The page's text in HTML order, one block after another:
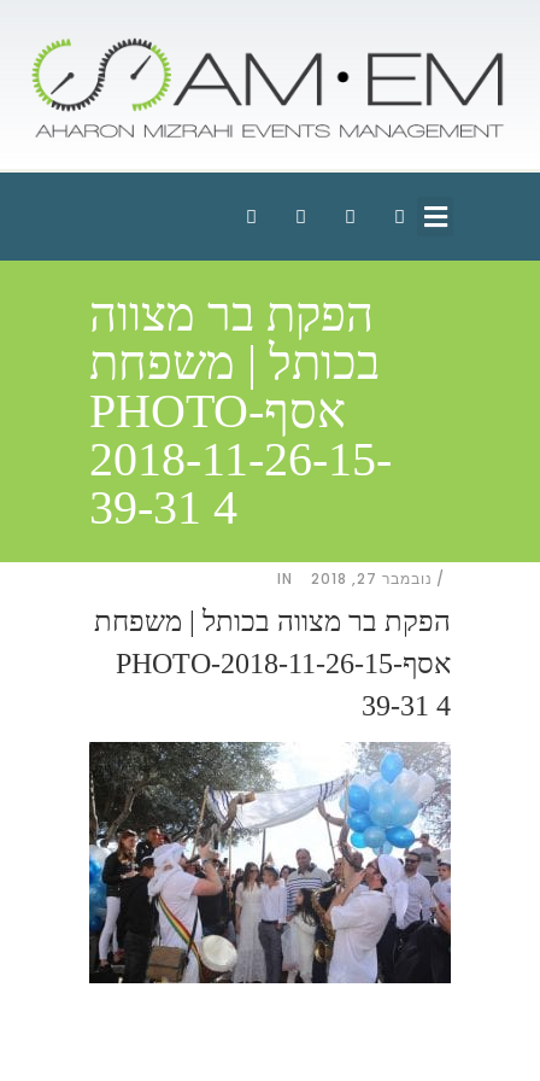
הפקת בר מצווה
בכותל | משפחת
אסףPHOTO-
2018-11-26-15-
39-31 4
נובמבר 27, 2018 IN
הפקת בר מצווה בכותל | משפחת
אסףPHOTO-2018-11-26-15-
39-31 4